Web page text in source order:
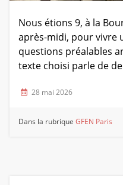
Nous étions 9, à la
après-midi, pour vivre
questions préalables
texte choisi parle de
28 mai 2026
Dans la rubriqueGFEN Paris